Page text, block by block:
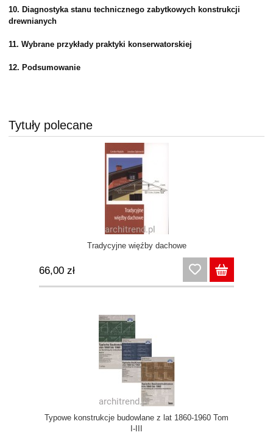
10. Diagnostyka stanu technicznego zabytkowych konstrukcji
drewnianych
11. Wybrane przykłady praktyki konserwatorskiej
12. Podsumowanie
Tytuły polecane
Tradycyjne więźby dachowe
66,00 zł
Typowe konstrukcje budowlane z lat 1860-1960 Tom
I-III